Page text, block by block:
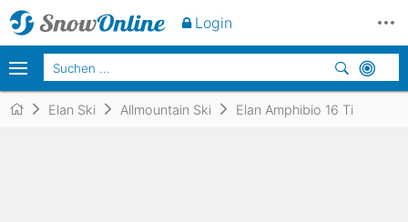
Elan Ski Allmountain Ski Elan Amphibio 16 Ti
Login